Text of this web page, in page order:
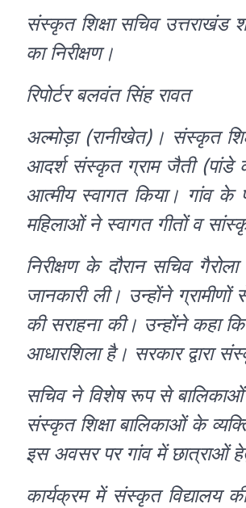
संस्कृत शिक्षा सचिव उत्तराखंड
का निरीक्षण।
रिपोर्टर बलवंत सिंह रावत
अल्मोड़ा (रानीखेत)। संस्कृत
आदर्श संस्कृत ग्राम जैती (पांडे
आत्मीय स्वागत किया। गांव
महिलाओं ने स्वागत गीतों व
निरीक्षण के दौरान सचिव
जानकारी ली। उन्होंने
की सराहना की। उन्होंने कहा
आधारशिला है। सरकार द्वारा
सचिव ने विशेष रूप से बालिकाओं
संस्कृत शिक्षा बालिकाओं के
इस अवसर पर गांव में छात्राओं
कार्यक्रम में संस्कृत विद्यालय